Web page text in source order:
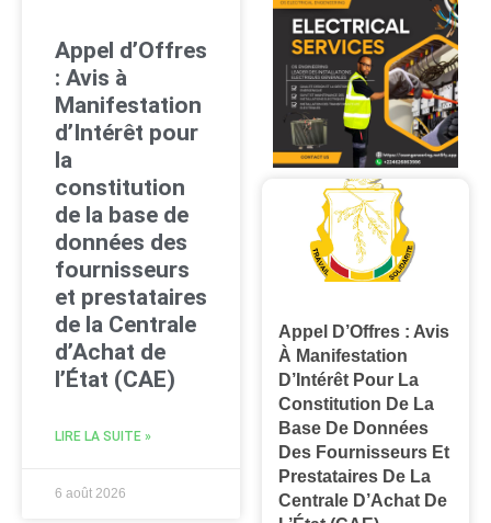
Appel d’Offres
: Avis à
Manifestation
d’Intérêt pour
la
constitution
de la base de
données des
fournisseurs
et prestataires
de la Centrale
d’Achat de
l’État (CAE)
LIRE LA SUITE »
6 août 2026
Appel D’Offres : Avis
À Manifestation
D’Intérêt Pour La
Constitution De La
Base De Données
Des Fournisseurs Et
Prestataires De La
Centrale D’Achat De